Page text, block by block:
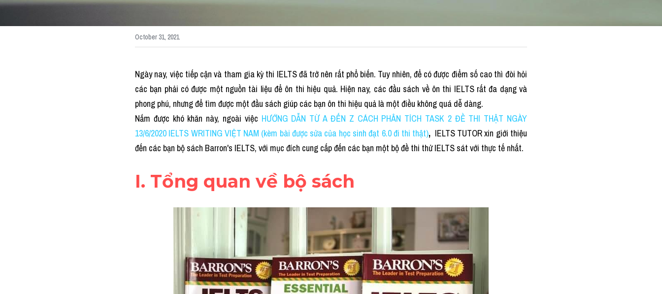
October 31, 2021
Ngày nay, việc tiếp cận và tham gia kỳ thi IELTS đã trở nên rất phổ biến. Tuy nhiên, để có được điểm số cao thì đòi hỏi
các bạn phải có được một nguồn tài liệu để ôn thi hiệu quả. Hiện nay, các đầu sách về ôn thi IELTS rất đa dạng và
phong phú, nhưng để tìm được một đầu sách giúp các bạn ôn thi hiệu quả là một điều không quá dễ dàng.
Nắm được khó khăn này, ngoài việc HƯỚNG DẪN TỪ A ĐẾN Z CÁCH PHÂN TÍCH TASK 2 ĐỀ THI THẬT NGÀY
13/6/2020 IELTS WRITING VIỆT NAM (kèm bài được sửa của học sinh đạt 6.0 đi thi thật), IELTS TUTOR xin giới thiệu
đến các bạn bộ sách Barron's IELTS, với mục đích cung cấp đến các bạn một bộ đề thi thử IELTS sát với thực tế nhất.
I. Tổng quan về bộ sách